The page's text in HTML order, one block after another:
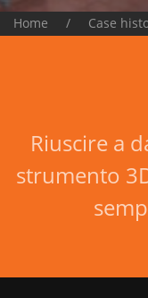
Home Case
Riuscire a
strumento